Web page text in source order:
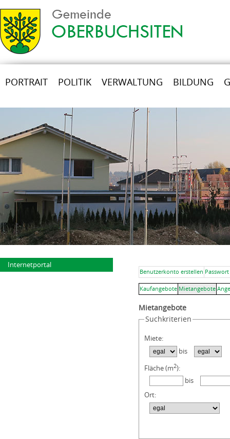
PORTRAIT POLITIK VERWALTUNG BILDUNG
Internetportal
Benutzerkonto erstellen
Kaufangebote Mietangebote
Mietangebote
Suchkriterien
Miete:
bis
Fläche (m2):
bis
Ort: